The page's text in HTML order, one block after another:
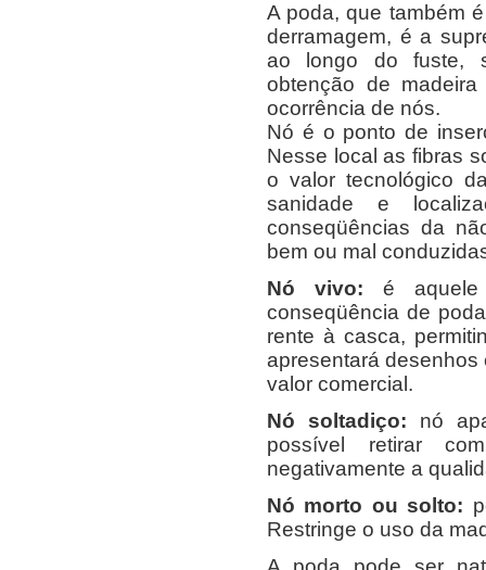
A poda, que também
derramagem, é a
ao longo do fuste,
obtenção de
ocorrência de nós.
Nó é o ponto de
Nesse local as fibras
o valor tecnológico
sanidade e
conseqüências da
bem ou mal
Nó vivo: é aquele
conseqüência de
rente à casca,
apresentará
valor comercial.
Nó soltadiço: nó
possível retirar
negativamente a
Nó morto ou solto:
Restringe o uso da